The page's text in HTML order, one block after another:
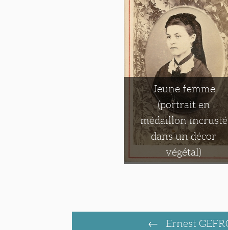
Jeune femme
(portrait en
médaillon incrusté
dans un décor
végétal)
Ernest